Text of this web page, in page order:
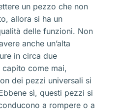
un pezzo che non
allora si ha un
delle funzioni. Non
anche un’alta
in circa due
come mai,
dei pezzi universali si
sì, questi pezzi si
a rompere o a